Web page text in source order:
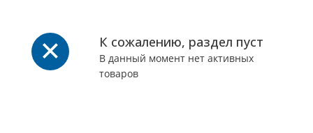
К сожалению, раздел пуст
В данный момент нет активных
товаров